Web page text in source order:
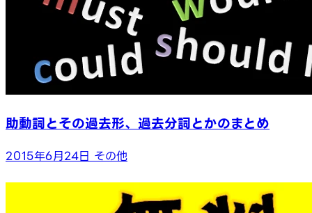
助動詞とその過去形、過去分詞とかのまとめ
2015年6月24日 その他